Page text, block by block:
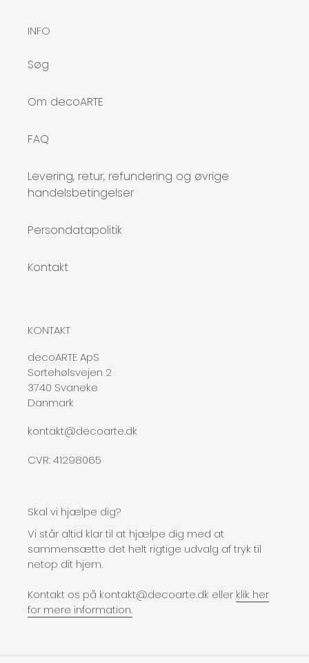
INFO
Søg
Om decoARTE
FAQ
Levering, retur, refundering og øvrige
handelsbetingelser
Persondatapolitik
Kontakt
KONTAKT
decoARTE ApS
Sortehølsvejen 2
3740 Svaneke
Danmark
kontakt@decoarte.dk
CVR: 41298065
Skal vi hjælpe dig?
Vi står altid klar til at hjælpe dig med at
sammensætte det helt rigtige udvalg af tryk til
netop dit hjem.
Kontakt os på kontakt@decoarte.dk eller klik her
for mere information.